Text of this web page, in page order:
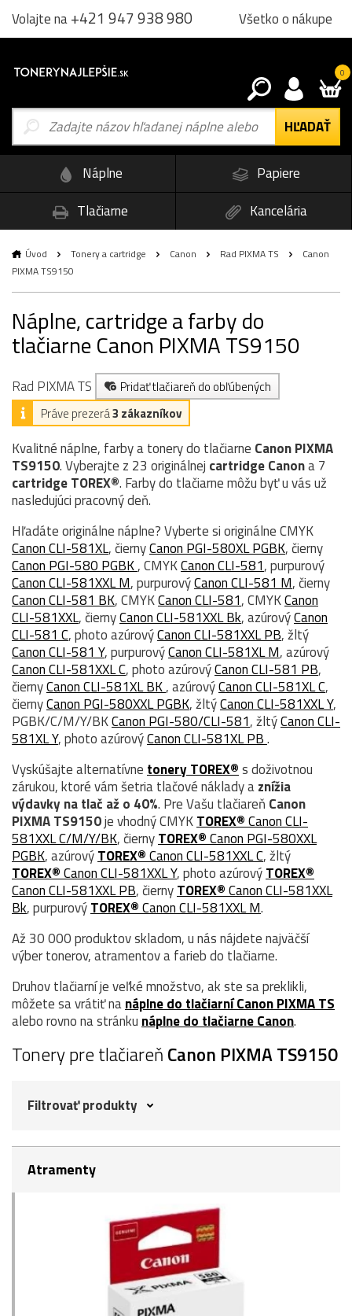
Volajte na+421 947 938 980 Všetko o nákupe
0
Náplne
Papiere
Tlačiarne
Kancelária
Úvod Tonery a cartridge Canon Rad PIXMA TS
Canon
PIXMA TS9150
Náplne, cartridge a farby do
tlačiarne Canon PIXMA TS9150
Rad PIXMA TS
Pridať tlačiareň do obľúbených
Práve prezerá3 zákazníkov
Kvalitné náplne, farby a tonery do tlačiarne Canon PIXMA
TS9150. Vyberajte z 23 originálnej cartridgeCanona 7
cartridge TOREX®. Farby do tlačiarne môžu byť u vás už
nasledujúci pracovný deň.
Hľadáte originálne náplne? Vyberte si originálne CMYK
Canon CLI-581XL, čiernyCanon PGI-580XL PGBK, čierny
Canon PGI-580 PGBK, CMYKCanon CLI-581, purpurový
Canon CLI-581XXL M, purpurovýCanon CLI-581 M, čierny
Canon CLI-581 BK, CMYKCanon CLI-581, CMYKCanon
CLI-581XXL, čiernyCanon CLI-581XXL Bk, azúrovýCanon
CLI-581 C, photo azúrovýCanon CLI-581XXL PB, žltý
Canon CLI-581 Y, purpurovýCanon CLI-581XL M, azúrový
Canon CLI-581XXL C, photo azúrovýCanon CLI-581 PB,
čiernyCanon CLI-581XL BK, azúrovýCanon CLI-581XL C,
čiernyCanon PGI-580XXL PGBK, žltýCanon CLI-581XXL Y,
PGBK/C/M/Y/BKCanon PGI-580/CLI-581, žltýCanon CLI-
581XL Y, photo azúrovýCanon CLI-581XL PB.
Vyskúšajte alternatívne tonery TOREX®s doživotnou
zárukou, ktoré vám šetria tlačové náklady aznížia
výdavky na tlač až o 40%. Pre Vašu tlačiareň Canon
PIXMA TS9150je vhodný CMYKTOREX®Canon CLI-
581XXL C/M/Y/BK, čiernyTOREX®Canon PGI-580XXL
PGBK, azúrovýTOREX®Canon CLI-581XXL C, žltý
TOREX®Canon CLI-581XXL Y, photo azúrovýTOREX®
Canon CLI-581XXL PB, čiernyTOREX®Canon CLI-581XXL
Bk, purpurovýTOREX®Canon CLI-581XXL M.
Až 30 000 produktov skladom, u nás nájdete najväčší
výber tonerov, atramentov a farieb do tlačiarne.
Druhov tlačiarní je veľké množstvo, ak ste sa preklikli,
môžete sa vrátiť nanáplne do tlačiarní Canon PIXMA TS
alebo rovno na stránku náplne do tlačiarne Canon.
Tonery pre tlačiareň Canon PIXMA TS9150
Filtrovať produkty
Atramenty